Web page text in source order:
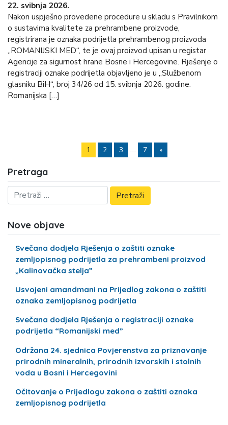
22. svibnja 2026.
Nakon uspješno provedene procedure u skladu s Pravilnikom
o sustavima kvalitete za prehrambene proizvode,
registrirana je oznaka podrijetla prehrambenog proizvoda
„ROMANIJSKI MED“, te je ovaj proizvod upisan u registar
Agencije za sigurnost hrane Bosne i Hercegovine. Rješenje o
registraciji oznake podrijetla objavljeno je u „Službenom
glasniku BiH“, broj 34/26 od 15. svibnja 2026. godine.
Romanijska […]
1 2 3 … 7 »
Pretraga
Nove objave
Svečana dodjela Rješenja o zaštiti oznake
zemljopisnog podrijetla za prehrambeni proizvod
„Kalinovačka stelja”
Usvojeni amandmani na Prijedlog zakona o zaštiti
oznaka zemljopisnog podrijetla
Svečana dodjela Rješenja o registraciji oznake
podrijetla “Romanijski med”
Održana 24. sjednica Povjerenstva za priznavanje
prirodnih mineralnih, prirodnih izvorskih i stolnih
voda u Bosni i Hercegovini
Očitovanje o Prijedlogu zakona o zaštiti oznaka
zemljopisnog podrijetla